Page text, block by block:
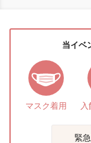
当イベ
マスク着用
緊